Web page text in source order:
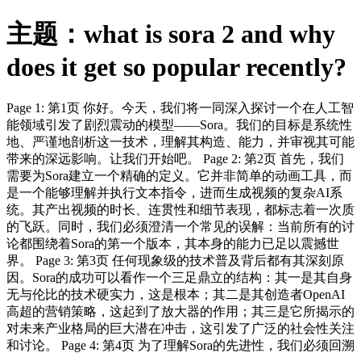
主题：what is sora 2 and why
does it get so popular recently?
Page 1: 第1页 你好。今天，我们将一同深入探讨一个在人工智
能领域引发了剧烈震动的模型——Sora。我们的目标是系统性
地、严谨地剖析这一技术，理解其构造、能力，并审视其可能
带来的深远影响。让我们开始吧。 Page 2: 第2页 首先，我们
需要为Sora建立一个精确的定义。它并非简单的动画工具，而
是一个能够理解并执行文本指令，进而生成视频的复杂AI系
统。其产出视频的时长、连贯性和细节表现，都标志着一次质
的飞跃。同时，我们必须澄清一个常见的误解：当前所有的讨
论都围绕着Sora的第一个版本，其本身的能力已足以震撼世
界。 Page 3: 第3页 任何现象级的技术普及背后都有其深刻原
因。Sora的成功可以看作一个三足鼎立的结构：其一是其自身
无与伦比的技术硬实力，这是根本；其二是其创造者OpenAI
高超的营销策略，这起到了放大器的作用；其三是它所揭示的
对未来产业格局的巨大潜在冲击，这引发了广泛的社会性关注
和讨论。 Page 4: 第4页 为了理解Sora的先进性，我们必须回溯